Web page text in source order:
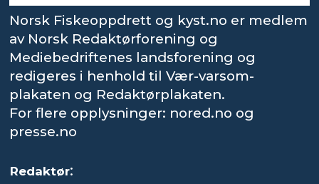
Norsk Fiskeoppdrett og kyst.no er medlem
av Norsk Redaktørforening og
Mediebedriftenes landsforening og
redigeres i henhold til Vær-varsom-
plakaten og Redaktørplakaten.
For flere opplysninger: nored.no og
presse.no
Redaktør: